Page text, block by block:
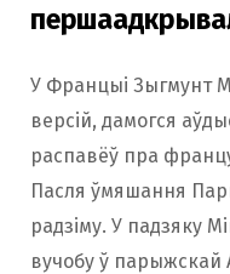
У Францыі Зыгмунт
версій, дамогся
распавёў пра
Пасля ўмяшання
радзіму. У падзяку
вучобу ў парыжскай